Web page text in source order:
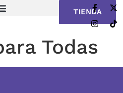
TIENDA
Todas